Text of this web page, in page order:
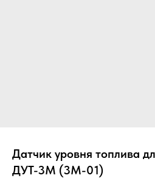
Датчик уровня топлива
ДУТ-3М (3М-01)